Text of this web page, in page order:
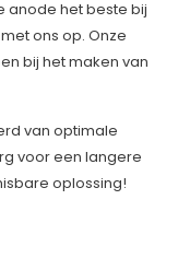
anode het beste bij
ons op. Onze
bij het maken van
van optimale
voor een langere
oplossing!